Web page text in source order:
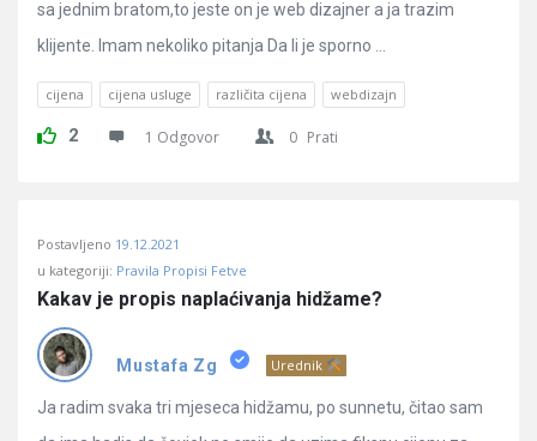
sa jednim bratom,to jeste on je web dizajner a ja trazim
klijente. Imam nekoliko pitanja Da li je sporno ...
cijena cijena usluge različita cijena webdizajn
2 1 Odgovor 0 Prati
Postavljeno 19.12.2021
u kategoriji: Pravila Propisi Fetve
Kakav je propis naplaćivanja hidžame?
Mustafa Zg Urednik
Ja radim svaka tri mjeseca hidžamu, po sunnetu, čitao sam